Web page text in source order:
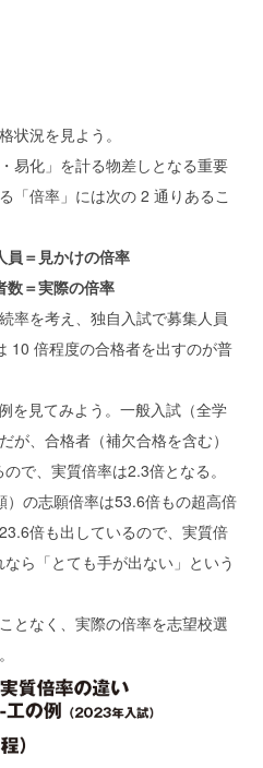
状況を見よう。
易化」を計る物差しとなる重要
「倍率」には次の 2 通りあるこ
員＝見かけの倍率
数＝実際の倍率
率を考え、独自入試で募集人員
10 倍程度の合格者を出すのが普
を見てみよう。一般入試（全学
が、合格者（補欠合格を含む）
で、実質倍率は2.3倍となる。
）の志願倍率は53.6倍もの超高倍
倍も出しているので、実質倍
ら「とても手が出ない」という
となく、実際の倍率を志望校選